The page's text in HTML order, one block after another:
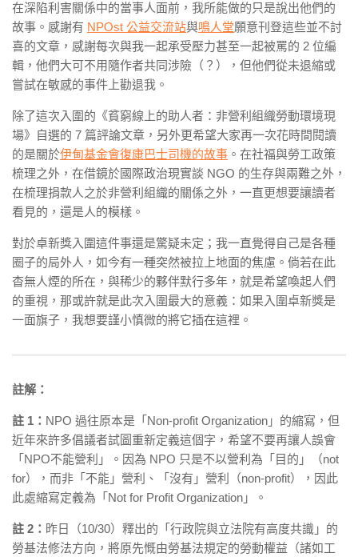
在深陷利害關係中的當事人面前，我所能做的只是說出他們的
故事。感謝有 NPOst 公益交流站與鳴人堂願意刊登這些並不討
喜的文章，感謝每次與我一起承受壓力甚至一起被罵的 2 位編
輯，他們大可不用隨作者共同涉險（？），但他們從未退縮或
嘗試在敏感的事件上勸退我。
除了這次入圍的《貧窮線上的助人者：非營利組織勞動環境現
場》自選的 7 篇評論文章，另外更希望大家再一次花時間閱讀
的是關於伊甸基金會復康巴士司機的故事 。在社福與勞工政策
梳理之外，在借鏡於國際政治現實談 NGO 的生存與兩難之外，
在梳理捐款人之於非營利組織的關係之外，一直更想要讓讀者
看見的，還是人的模樣。
對於卓新獎入圍這件事還是驚疑未定；我一直覺得自己是各種
圈子的局外人，如今有一種突然被拉上地面的焦慮。倘若在此
杳無人煙的所在，與稀少的夥伴默行多年，就是希望喚起人們
的重視，那或許就是此次入圍最大的意義：如果入圍卓新獎是
一面旗子，我想要謹小慎微的將它插在這裡。
註解：
註 1： NPO 過往原本是「Non-profit Organization」的縮寫，但
近年來許多倡議者試圖重新定義這個字，希望不要再讓人誤會
「NPO不能營利」。因為 NPO 只是不以營利為「目的」（not
for），而非「不能」營利、「沒有」營利（non-profit），因此
此處縮寫定義為「Not for Profit Organization」。
註 2： 昨日（10/30）釋出的「行政院與立法院有高度共識」的
勞基法修法方向，將原先慨由勞基法規定的勞動權益（諸如工